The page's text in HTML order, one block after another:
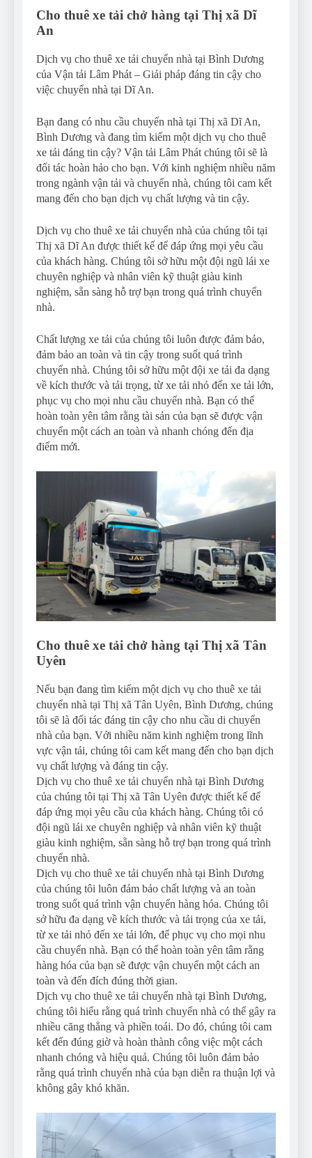
Cho thuê xe tải chở hàng tại Thị xã Dĩ
An
Dịch vụ cho thuê xe tải chuyển nhà tại Bình Dương
của Vận tải Lâm Phát – Giải pháp đáng tin cậy cho
việc chuyển nhà tại Dĩ An.
Bạn đang có nhu cầu chuyển nhà tại Thị xã Dĩ An,
Bình Dương và đang tìm kiếm một dịch vụ cho thuê
xe tải đáng tin cậy? Vận tải Lâm Phát chúng tôi sẽ là
đối tác hoàn hảo cho bạn. Với kinh nghiệm nhiều năm
trong ngành vận tải và chuyển nhà, chúng tôi cam kết
mang đến cho bạn dịch vụ chất lượng và tin cậy.
Dịch vụ cho thuê xe tải chuyển nhà của chúng tôi tại
Thị xã Dĩ An được thiết kế để đáp ứng mọi yêu cầu
của khách hàng. Chúng tôi sở hữu một đội ngũ lái xe
chuyên nghiệp và nhân viên kỹ thuật giàu kinh
nghiệm, sẵn sàng hỗ trợ bạn trong quá trình chuyển
nhà.
Chất lượng xe tải của chúng tôi luôn được đảm bảo,
đảm bảo an toàn và tin cậy trong suốt quá trình
chuyển nhà. Chúng tôi sở hữu một đội xe tải đa dạng
về kích thước và tải trọng, từ xe tải nhỏ đến xe tải lớn,
phục vụ cho mọi nhu cầu chuyển nhà. Bạn có thể
hoàn toàn yên tâm rằng tài sản của bạn sẽ được vận
chuyển một cách an toàn và nhanh chóng đến địa
điểm mới.
Cho thuê xe tải chở hàng tại Thị xã Tân
Uyên
Nếu bạn đang tìm kiếm một dịch vụ cho thuê xe tải
chuyển nhà tại Thị xã Tân Uyên, Bình Dương, chúng
tôi sẽ là đối tác đáng tin cậy cho nhu cầu di chuyển
nhà của bạn. Với nhiều năm kinh nghiệm trong lĩnh
vực vận tải, chúng tôi cam kết mang đến cho bạn dịch
vụ chất lượng và đáng tin cậy.
Dịch vụ cho thuê xe tải chuyển nhà tại Bình Dương
của chúng tôi tại Thị xã Tân Uyên được thiết kế để
đáp ứng mọi yêu cầu của khách hàng. Chúng tôi có
đội ngũ lái xe chuyên nghiệp và nhân viên kỹ thuật
giàu kinh nghiệm, sẵn sàng hỗ trợ bạn trong quá trình
chuyển nhà.
Dịch vụ cho thuê xe tải chuyển nhà tại Bình Dương
của chúng tôi luôn đảm bảo chất lượng và an toàn
trong suốt quá trình vận chuyển hàng hóa. Chúng tôi
sở hữu đa dạng về kích thước và tải trọng của xe tải,
từ xe tải nhỏ đến xe tải lớn, để phục vụ cho mọi nhu
cầu chuyển nhà. Bạn có thể hoàn toàn yên tâm rằng
hàng hóa của bạn sẽ được vận chuyển một cách an
toàn và đến đích đúng thời gian.
Dịch vụ cho thuê xe tải chuyển nhà tại Bình Dương,
chúng tôi hiểu rằng quá trình chuyển nhà có thể gây ra
nhiều căng thẳng và phiền toái. Do đó, chúng tôi cam
kết đến đúng giờ và hoàn thành công việc một cách
nhanh chóng và hiệu quả. Chúng tôi luôn đảm bảo
rằng quá trình chuyển nhà của bạn diễn ra thuận lợi và
không gây khó khăn.